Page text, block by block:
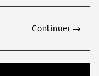
Continuer→